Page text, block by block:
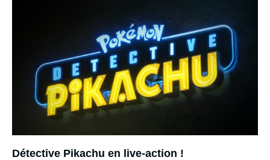
Détective Pikachu en live-action !